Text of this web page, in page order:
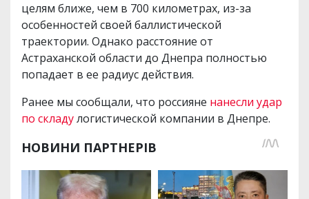
целям ближе, чем в 700 километрах, из-за
особенностей своей баллистической
траектории. Однако расстояние от
Астраханской области до Днепра полностью
попадает в ее радиус действия.
Ранее мы сообщали, что россияне нанесли удар
по складулогистической компании в Днепре.